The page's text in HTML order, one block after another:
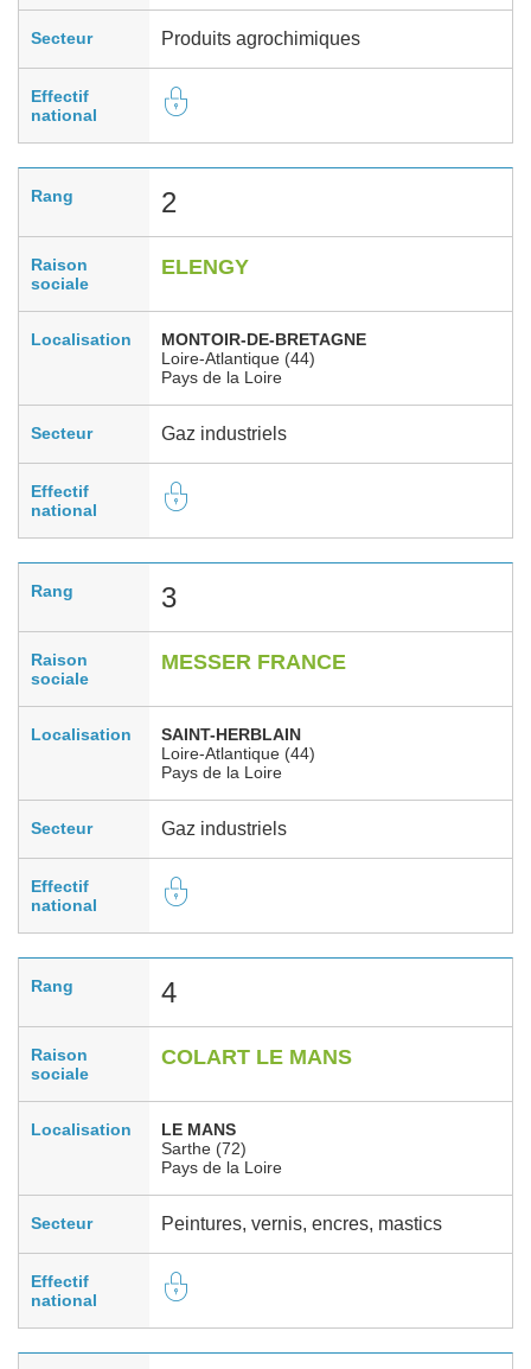
Secteur Produits agrochimiques
Effectif
national
Rang 2
Raison
sociale
ELENGY
Localisation
MONTOIR-DE-BRETAGNE
Loire-Atlantique (44)
Pays de la Loire
Secteur Gaz industriels
Effectif
national
Rang 3
Raison
sociale
MESSER FRANCE
Localisation
SAINT-HERBLAIN
Loire-Atlantique (44)
Pays de la Loire
Secteur Gaz industriels
Effectif
national
Rang 4
Raison
sociale
COLART LE MANS
Localisation
LE MANS
Sarthe (72)
Pays de la Loire
Secteur Peintures, vernis, encres, mastics
Effectif
national